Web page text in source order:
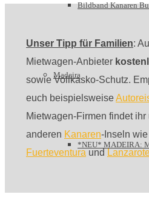
Bildband Kanaren
Madeira
*NEU* MADEIRA:
Unser Tipp für Familien:
Mietwagen-Anbieter
sowie Vollkasko-Schutz.
euch beispielsweise
Mietwagen-Firmen findet
anderen Kanaren-Inseln wie
Fuerteventura und